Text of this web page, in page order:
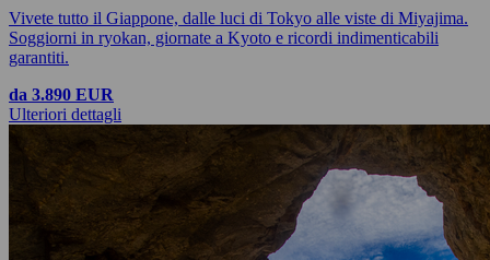
Vivete tutto il Giappone, dalle luci di Tokyo alle viste di Miyajima.
Soggiorni in ryokan, giornate a Kyoto e ricordi indimenticabili
garantiti.
da 3.890 EUR
Ulteriori dettagli